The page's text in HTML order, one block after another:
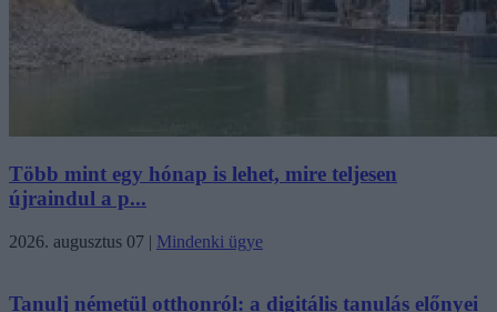
Több mint egy hónap is lehet, mire teljesen
újraindul a p...
2026. augusztus 07 | Mindenki ügye
Tanulj németül otthonról: a digitális tanulás előnyei